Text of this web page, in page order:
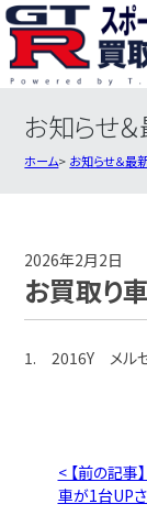
3ステップのカ
スポーツカー
お知らせ
ホーム お知らせ＆最
2026年2月2日
お買取り
1. 2016Y メル
< 【前の記事
車が1台UPさ